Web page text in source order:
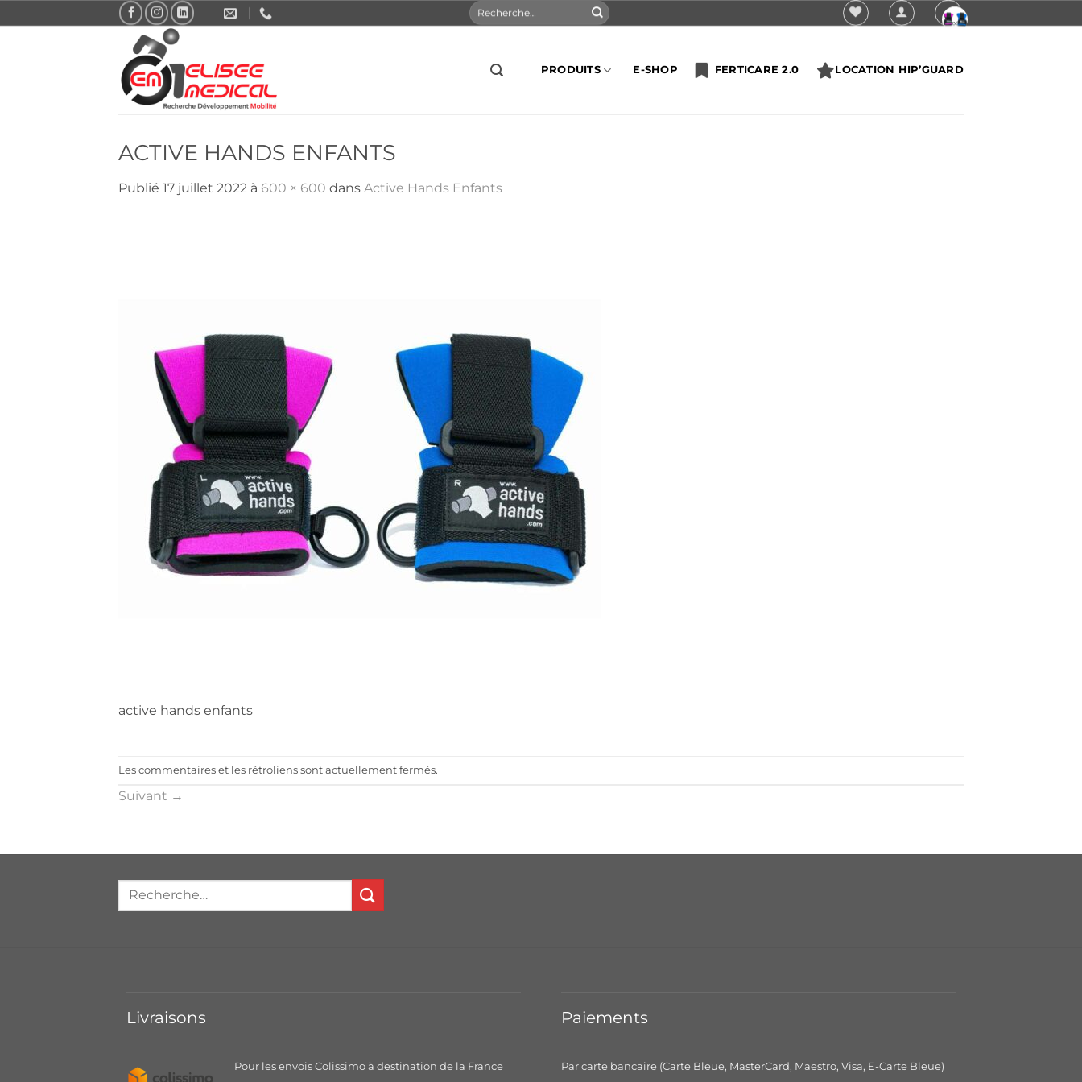
au
Recherche
pour :
PRODUITS E-SHOP FERTICARE 2.0 LOCATION HIP’GUARD
ACTIVE HANDS ENFANTS
Publié 17 juillet 2022 à 600 × 600 dans Active Hands Enfants
active hands enfants
Les commentaires et les rétroliens sont actuellement fermés.
Suivant →
Livraisons
Pour les envois Colissimo à destination de la France
Paiements
Par carte bancaire (Carte Bleue, MasterCard, Maestro, Visa, E-Carte Bleue)